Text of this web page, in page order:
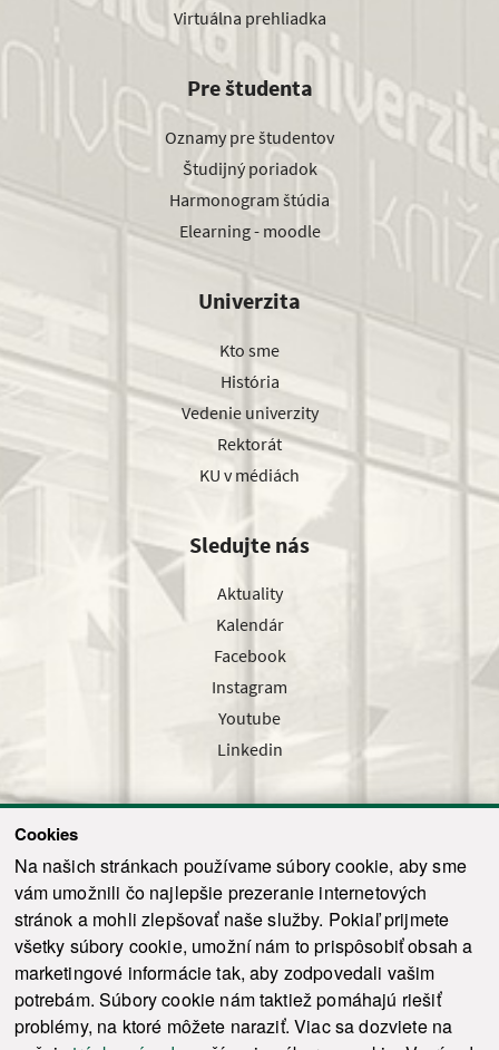
Cookies
Na našich stránkach používame súbory cookie, aby sme
vám umožnili čo najlepšie prezeranie internetových
stránok a mohli zlepšovať naše služby. Pokiaľ prijmete
všetky súbory cookie, umožní nám to prispôsobiť obsah a
marketingové informácie tak, aby zodpovedali vašim
potrebám. Súbory cookie nám taktiež pomáhajú riešiť
problémy, na ktoré môžete naraziť. Viac sa dozviete na
Virtuálna prehliadka
Pre študenta
Oznamy pre študentov
Študijný poriadok
Harmonogram štúdia
Elearning - moodle
Univerzita
Kto sme
História
Vedenie univerzity
Rektorát
KU v médiách
Sledujte nás
Aktuality
Kalendár
Facebook
Instagram
Youtube
Linkedin
Odoslať